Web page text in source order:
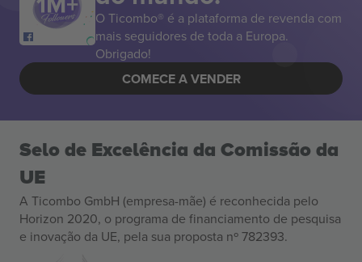
O Ticombo® é a plataforma de revenda com
mais seguidores de toda a Europa.
Obrigado!
COMECE A VENDER
Selo de Excelência da Comissão da
UE
A Ticombo GmbH (empresa-mãe) é reconhecida pelo
Horizon 2020, o programa de financiamento de pesquisa
e inovação da UE, pela sua proposta nº 782393.